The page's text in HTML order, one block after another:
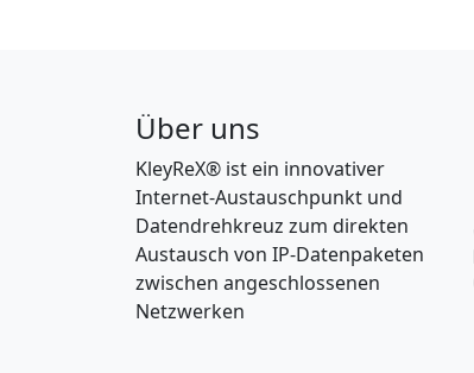
Über uns
KleyReX® ist ein innovativer
Internet-Austauschpunkt und
Datendrehkreuz zum direkten
Austausch von IP-Datenpaketen
zwischen angeschlossenen
Netzwerken